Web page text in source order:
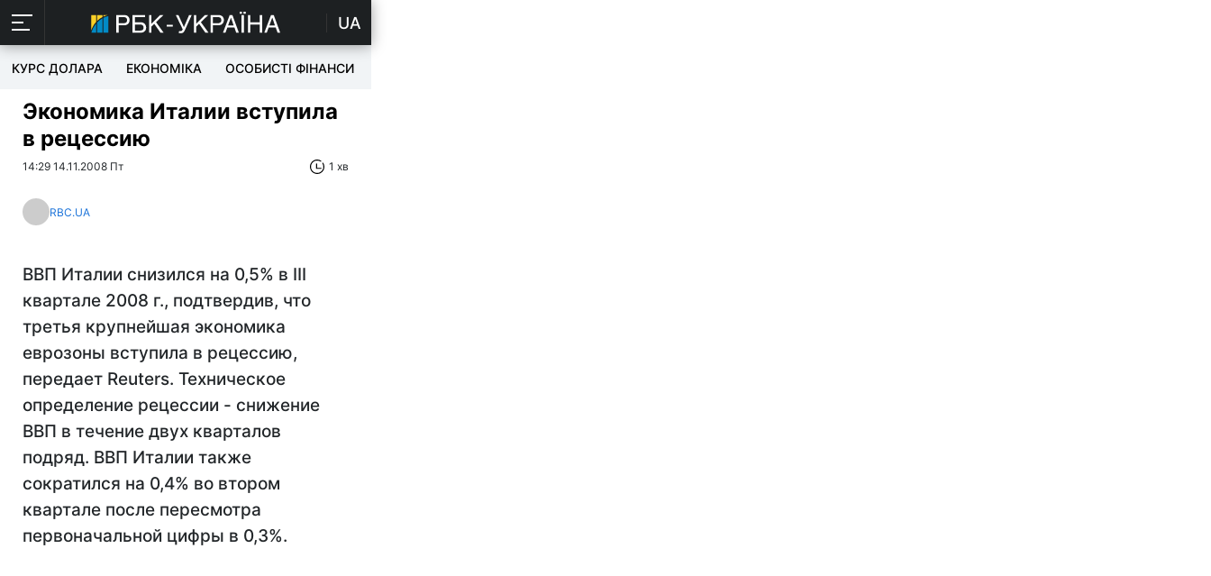
UA
КУРС ДОЛАРА ЕКОНОМІКА ОСОБИСТІ ФІНАНСИ
Экономика Италии вступила
в рецессию
14:29 14.11.2008 Пт 1 хв
RBC.UA
ВВП Италии снизился на 0,5% в III
квартале 2008 г., подтвердив, что
третья крупнейшая экономика
еврозоны вступила в рецессию,
передает Reuters. Техническое
определение рецессии - снижение
ВВП в течение двух кварталов
подряд. ВВП Италии также
сократился на 0,4% во втором
квартале после пересмотра
первоначальной цифры в 0,3%.